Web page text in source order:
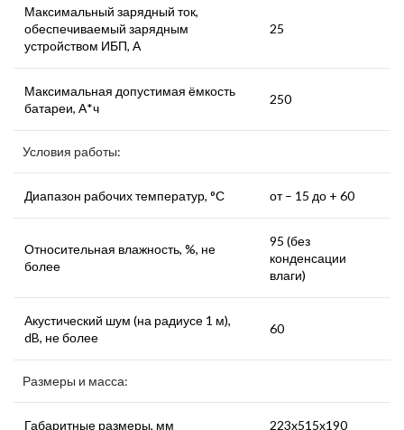
Максимальный зарядный ток,
обеспечиваемый зарядным
устройством ИБП, А
25
Максимальная допустимая ёмкость
батареи, А*ч
250
Условия работы:
Диапазон рабочих температур, °С от – 15 до + 60
Относительная влажность, %, не
более
95 (без
конденсации
влаги)
Акустический шум (на радиусе 1 м),
dB, не более
60
Размеры и масса:
Габаритные размеры, мм 223x515x190